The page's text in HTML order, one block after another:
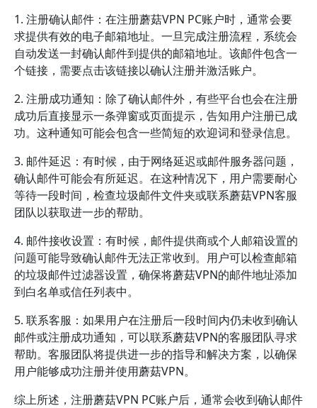
1. 注册确认邮件：在注册蘑菇VPN PC账户时，通常会要
求提供有效的电子邮箱地址。一旦完成注册流程，系统会
自动发送一封确认邮件到提供的邮箱地址。该邮件包含一
个链接，需要点击该链接以确认注册并激活账户。
2. 注册成功通知：除了确认邮件外，有些平台也会在注册
成功后直接显示一条弹窗或页面提示，告知用户注册已成
功。这种通知可能会包含一些简短的欢迎词和登录信息。
3. 邮件延迟：有时候，由于网络延迟或邮件服务器问题，
确认邮件可能会有所延迟。在这种情况下，用户需要耐心
等待一段时间，检查垃圾邮件文件夹或联系蘑菇VPN客服
团队以获取进一步的帮助。
4. 邮件接收设置：有时候，邮件提供商或个人邮箱设置的
问题可能导致确认邮件无法正常收到。用户可以检查邮箱
的垃圾邮件过滤器设置，确保将蘑菇VPN的邮件地址添加
到白名单或信任列表中。
5. 联系客服：如果用户在注册后一段时间内仍未收到确认
邮件或注册成功通知，可以联系蘑菇VPN的客服团队寻求
帮助。客服团队将提供进一步的指导和解决方案，以确保
用户能够成功注册并使用蘑菇VPN。
综上所述，注册蘑菇VPN PC账户后，通常会收到确认邮件